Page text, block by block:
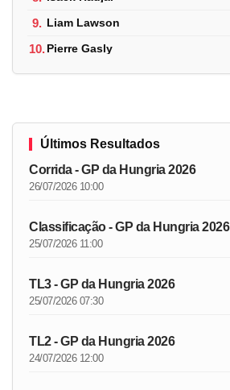
9. Liam Lawson
10.Pierre Gasly
Últimos Resultados
Corrida - GP da Hungria 2026
26/07/2026 10:00
Classificação - GP da Hungria 2026
25/07/2026 11:00
TL3 - GP da Hungria 2026
25/07/2026 07:30
TL2 - GP da Hungria 2026
24/07/2026 12:00